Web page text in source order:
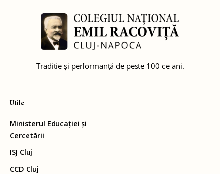
Tradiție și performanță de peste 100 de ani.
Utile
Ministerul Educației și
Cercetării
ISJ Cluj
CCD Cluj